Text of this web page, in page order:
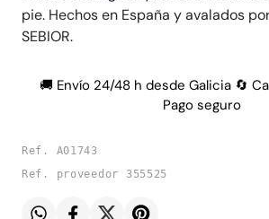
pie. Hechos en España y avalados
SEBIOR.
🚚 Envío 24/48 h desde Galicia 🔄
Pago seguro
Ref. A01743
Ref. proveedor 355525